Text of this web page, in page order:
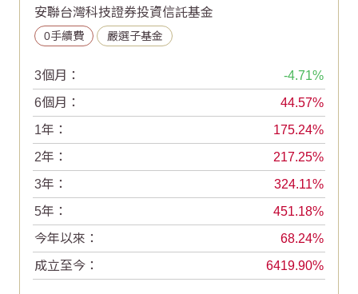
安聯台灣科技證券投資信託基金
0手續費 嚴選子基金
3個月：
-4.71
6個月：
44.57
1年：
175.24
2年：
217.25
3年：
324.11
5年：
451.18
今年以來：
68.24
成立至今：
6419.90